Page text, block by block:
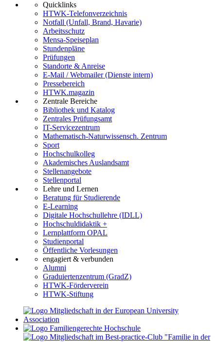
Quicklinks
HTWK-Telefonverzeichnis
Notfall (Unfall, Brand, Havarie)
Arbeitsschutz
Mensa-Speiseplan
Stundenpläne
Prüfungen
Standorte & Anreise
E-Mail / Webmailer (Dienste intern)
Pressebereich
HTWK.magazin
Zentrale Bereiche
Bibliothek und Katalog
Zentrales Prüfungsamt
IT-Servicezentrum
Mathematisch-Naturwissensch. Zentrum
Sport
Hochschulkolleg
Akademisches Auslandsamt
Stellenangebote
Stellenportal
Lehre und Lernen
Beratung für Studierende
E-Learning
Digitale Hochschullehre (IDLL)
Hochschuldidaktik +
Lernplattform OPAL
Studienportal
Öffentliche Vorlesungen
engagiert & verbunden
Alumni
Graduiertenzentrum (GradZ)
HTWK-Förderverein
HTWK-Stiftung